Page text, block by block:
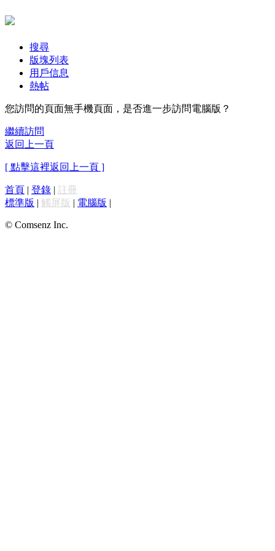
搜尋
版塊列表
用戶信息
熱帖
您訪問的頁面無手機頁面，是否進一步訪問電腦版？
繼續訪問
返回上一頁
[ 點擊這裡返回上一頁 ]
首頁 | 登錄 | 註冊
標準版 | 觸屏版 | 電腦版 |
© Comsenz Inc.